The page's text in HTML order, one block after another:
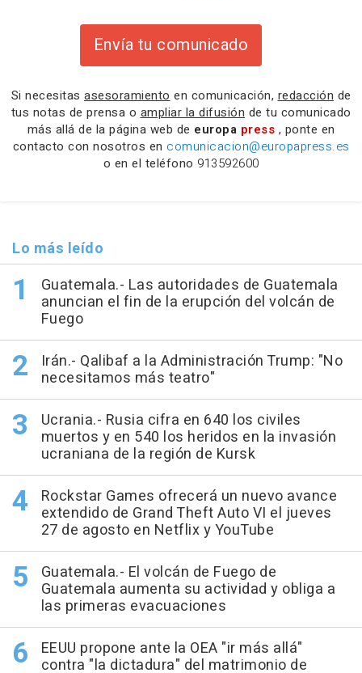
Envía tu comunicado
Si necesitas asesoramiento en comunicación, redacción de
tus notas de prensa o ampliar la difusión de tu comunicado
más allá de la página web de europa press , ponte en
contacto con nosotros en comunicacion@europapress.es
o en el teléfono 913592600
Lo más leído
Guatemala.- Las autoridades de Guatemala
anuncian el fin de la erupción del volcán de
Fuego
Irán.- Qalibaf a la Administración Trump: "No
necesitamos más teatro"
Ucrania.- Rusia cifra en 640 los civiles
muertos y en 540 los heridos en la invasión
ucraniana de la región de Kursk
Rockstar Games ofrecerá un nuevo avance
extendido de Grand Theft Auto VI el jueves
27 de agosto en Netflix y YouTube
Guatemala.- El volcán de Fuego de
Guatemala aumenta su actividad y obliga a
las primeras evacuaciones
EEUU propone ante la OEA "ir más allá"
contra "la dictadura" del matrimonio de